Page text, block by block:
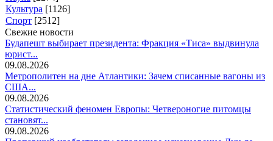
Культура [1126]
Спорт [2512]
Свежие новости
Будапешт выбирает президента: Фракция «Тиса» выдвинула
юрист...
09.08.2026
Метрополитен на дне Атлантики: Зачем списанные вагоны из
США...
09.08.2026
Статистический феномен Европы: Четвероногие питомцы
становят...
09.08.2026